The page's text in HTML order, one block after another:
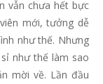
vẫn chưa hết bực
mới, tưởng dễ
như thế. Nhưng
như thế làm sao
mời về. Lần đầu